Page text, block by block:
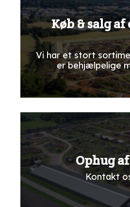
Køb & salg
Vi har et stort
er behjælpelige
Ophug
Kontakt